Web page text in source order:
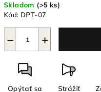
cena:
Skladom (>5 ks)
Kód: DPT-07
+
−
Opýtať sa Strážiť